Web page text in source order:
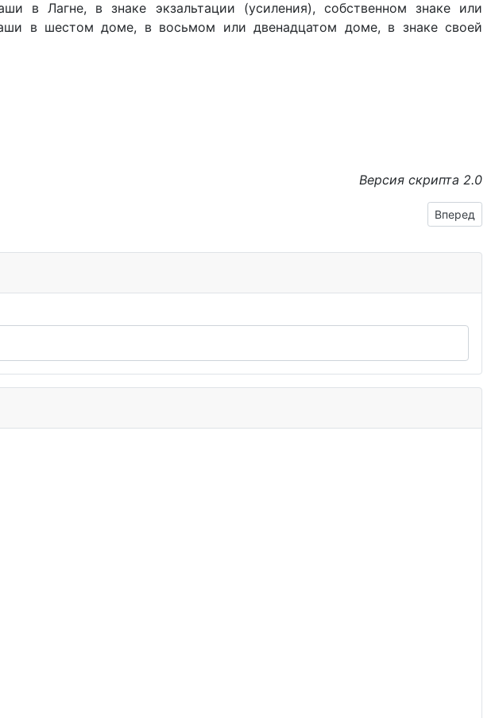
в Лагне, в знаке экзальтации (усиления), собственном знаке или
в шестом доме, в восьмом или двенадцатом доме, в знаке своей
Версия скрипта 2.0
Вперед